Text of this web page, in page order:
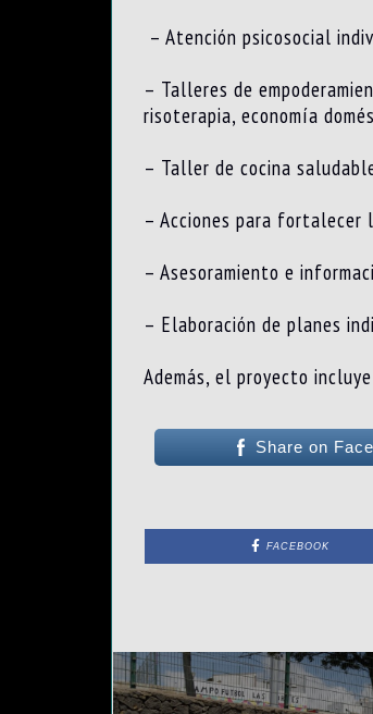
– Atención psicosocial
– Talleres de
risoterapia, economía
– Taller de cocina
– Acciones para fortalecer
– Asesoramiento e
– Elaboración de planes
Además, el proyecto
Share on
FACEBOOK